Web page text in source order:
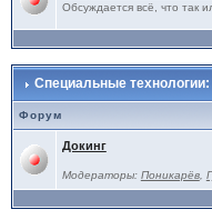
Обсуждается всё, что так
Специальные
Форум
Докинг
Модераторы: Поникарёв,